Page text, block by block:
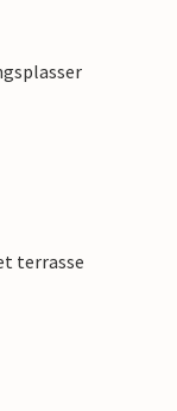
terrasse